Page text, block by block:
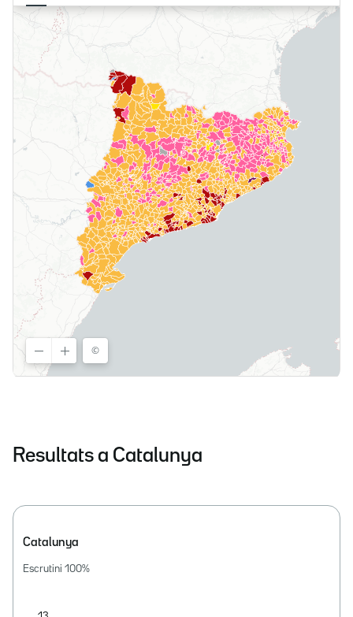
Resultats a Catalunya
Catalunya
Escrutini 100%